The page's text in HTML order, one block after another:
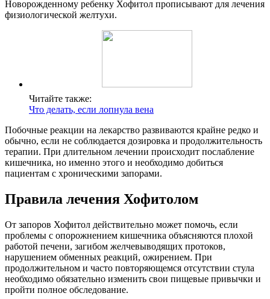
Новорожденному ребенку Хофитол прописывают для лечения
физиологической желтухи.
Читайте также:
Что делать, если лопнула вена
Побочные реакции на лекарство развиваются крайне редко и
обычно, если не соблюдается дозировка и продолжительность
терапии. При длительном лечении происходит послабление
кишечника, но именно этого и необходимо добиться
пациентам с хроническими запорами.
Правила лечения Хофитолом
От запоров Хофитол действительно может помочь, если
проблемы с опорожнением кишечника объясняются плохой
работой печени, загибом желчевыводящих протоков,
нарушением обменных реакций, ожирением. При
продолжительном и часто повторяющемся отсутствии стула
необходимо обязательно изменить свои пищевые привычки и
пройти полное обследование.